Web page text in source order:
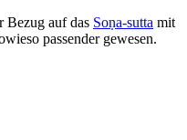
Bezug auf das Soṇa-sutta mit
passender gewesen.